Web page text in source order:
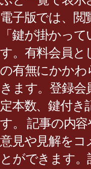
電子版では、閲
「鍵が掛かっ
す。有料会員と
の有無にかかわ
きます。登録会
定本数、鍵付き
す。 記事の内容
意見や見解をコ
とができます